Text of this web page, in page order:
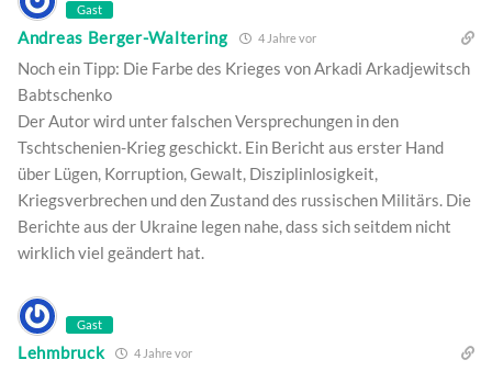
Gast
Andreas Berger-Waltering 4 Jahre vor
Noch ein Tipp: Die Farbe des Krieges von Arkadi Arkadjewitsch
Babtschenko
Der Autor wird unter falschen Versprechungen in den
Tschtschenien-Krieg geschickt. Ein Bericht aus erster Hand
über Lügen, Korruption, Gewalt, Disziplinlosigkeit,
Kriegsverbrechen und den Zustand des russischen Militärs. Die
Berichte aus der Ukraine legen nahe, dass sich seitdem nicht
wirklich viel geändert hat.
Gast
Lehmbruck 4 Jahre vor